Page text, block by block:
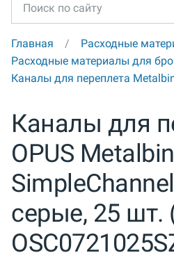
Главная
Расходные
Расходные материалы для
Каналы для переплета
Каналы для
OPUS
серые, 25 шт.